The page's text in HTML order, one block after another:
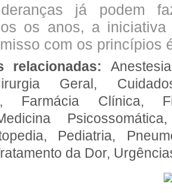
já podem
os anos, a
com os princípios
relacionadas:
Geral,
Farmácia Clínica,
Pediatria,
da Dor,